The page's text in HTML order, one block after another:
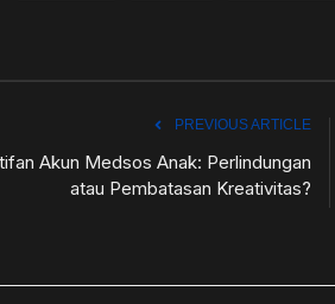
PREVIOUS ARTICLE
Akun Medsos Anak: Perlindungan
atau Pembatasan Kreativitas?